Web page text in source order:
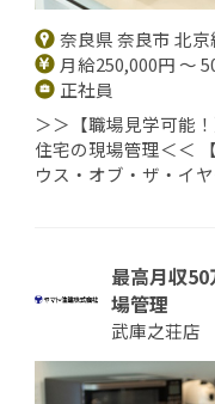
奈良県 奈良市 北
月給250,000円 ～
正社員
＞＞【職場見学可能
住宅の現場管理＜＜
ウス・オブ・ザ・イ
最高月収
場管理
武庫之荘店